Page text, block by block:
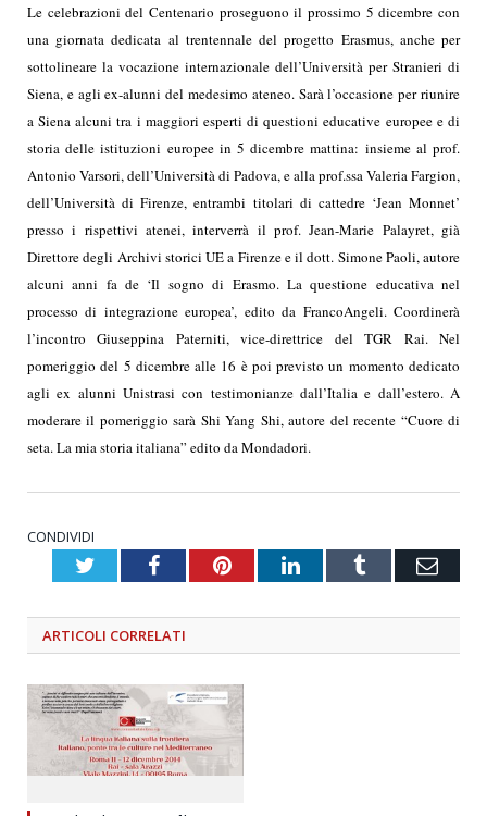
Le celebrazioni del Centenario proseguono il prossimo 5 dicembre con
una giornata dedicata al trentennale del progetto Erasmus, anche per
sottolineare la vocazione internazionale dell’Università per Stranieri di
Siena, e agli ex-alunni del medesimo ateneo. Sarà l’occasione per riunire
a Siena alcuni tra i maggiori esperti di questioni educative europee e di
storia delle istituzioni europee in 5 dicembre mattina: insieme al prof.
Antonio Varsori, dell’Università di Padova, e alla prof.ssa Valeria Fargion,
dell’Università di Firenze, entrambi titolari di cattedre ‘Jean Monnet’
presso i rispettivi atenei, interverrà il prof. Jean-Marie Palayret, già
Direttore degli Archivi storici UE a Firenze e il dott. Simone Paoli, autore
alcuni anni fa de ‘Il sogno di Erasmo. La questione educativa nel
processo di integrazione europea’, edito da FrancoAngeli. Coordinerà
l’incontro Giuseppina Paterniti, vice-direttrice del TGR Rai. Nel
pomeriggio del 5 dicembre alle 16 è poi previsto un momento dedicato
agli ex alunni Unistrasi con testimonianze dall’Italia e dall’estero. A
moderare il pomeriggio sarà Shi Yang Shi, autore del recente “Cuore di
seta. La mia storia italiana” edito da Mondadori.
CONDIVIDI
TwitterFacebookPinterestLinkedInTumblr
ARTICOLI CORRELATI